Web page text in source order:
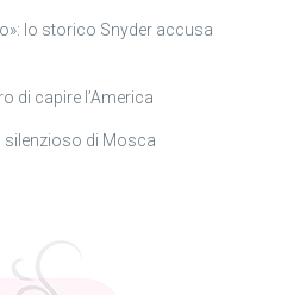
lo storico Snyder accusa
di capire l’America
silenzioso di Mosca